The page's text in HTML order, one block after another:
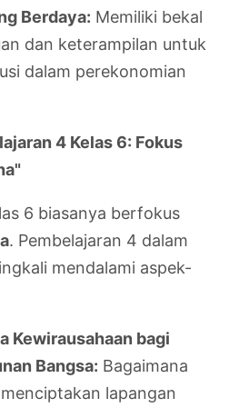
Berdaya: Memiliki bekal
dan keterampilan untuk
dalam perekonomian
4 Kelas 6: Fokus
6 biasanya berfokus
. Pembelajaran 4 dalam
mendalami aspek-
Kewirausahaan bagi
Bangsa: Bagaimana
lapangan